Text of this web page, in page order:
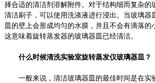
择合适的清洁剂溶解附件。对于结构细而复杂的
清洁刷子，可以使用洗涤液进行浸出。当玻璃器
皿的壁上会形成均匀的水膜，并且不会有滴落的
这意味着旋转蒸发器的玻璃器皿已经清洁。
什么时候清洗实验室旋转蒸发仪玻璃器皿？
一般来说，清洁玻璃器皿的最佳时间是在实